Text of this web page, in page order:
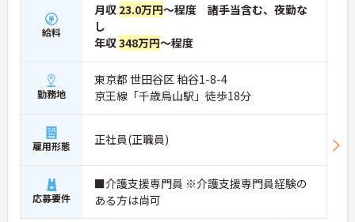
給料
月収 23.0万円～程度 諸手当含む、夜勤な
し
年収348万円～程度
勤務地
東京都 世田谷区 粕谷1-8-4
京王線「千歳烏山駅」徒歩18分
雇用形態 正社員(正職員)
応募要件
■介護支援専門員 ※介護支援専門員経験の
ある方は尚可